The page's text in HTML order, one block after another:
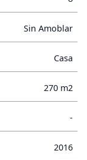
Sin Amoblar
Casa
270 m2
-
2016